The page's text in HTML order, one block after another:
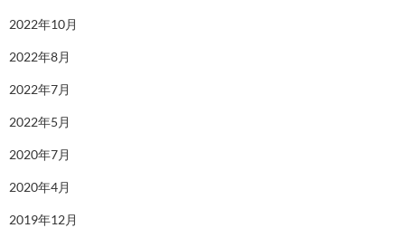
2022年10月
2022年8月
2022年7月
2022年5月
2020年7月
2020年4月
2019年12月